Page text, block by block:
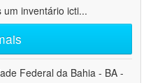
um inventário icti...
Federal da Bahia - BA -